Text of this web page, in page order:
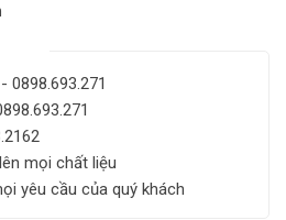
0898.693.271
mọi chất liệu
yêu cầu của quý khách